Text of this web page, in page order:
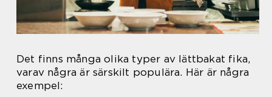
Det finns många olika typer av lättbakat fika,
varav några är särskilt populära. Här är några
exempel: